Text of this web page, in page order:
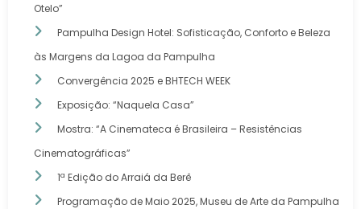
Otelo”
Pampulha Design Hotel: Sofisticação, Conforto e Beleza
às Margens da Lagoa da Pampulha
Convergência 2025 e BHTECH WEEK
Exposição: “Naquela Casa”
Mostra: “A Cinemateca é Brasileira – Resistências
Cinematográficas”
1ª Edição do Arraiá da Berê
Programação de Maio 2025, Museu de Arte da Pampulha